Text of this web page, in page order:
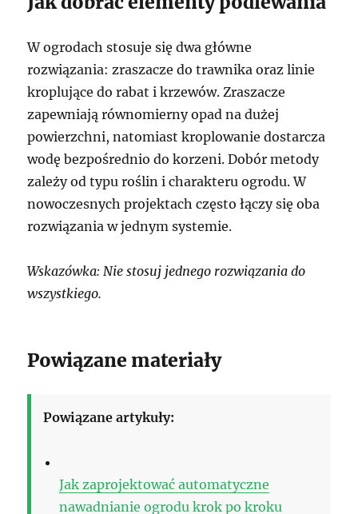
W ogrodach stosuje się dwa główne
rozwiązania: zraszacze do trawnika oraz linie
kroplujące do rabat i krzewów. Zraszacze
zapewniają równomierny opad na dużej
powierzchni, natomiast kroplowanie dostarcza
wodę bezpośrednio do korzeni. Dobór metody
zależy od typu roślin i charakteru ogrodu. W
nowoczesnych projektach często łączy się oba
rozwiązania w jednym systemie.
Wskazówka: Nie stosuj jednego rozwiązania do
wszystkiego.
Powiązane materiały
Powiązane artykuły:
Jak zaprojektować automatyczne
nawadnianie ogrodu krok po kroku